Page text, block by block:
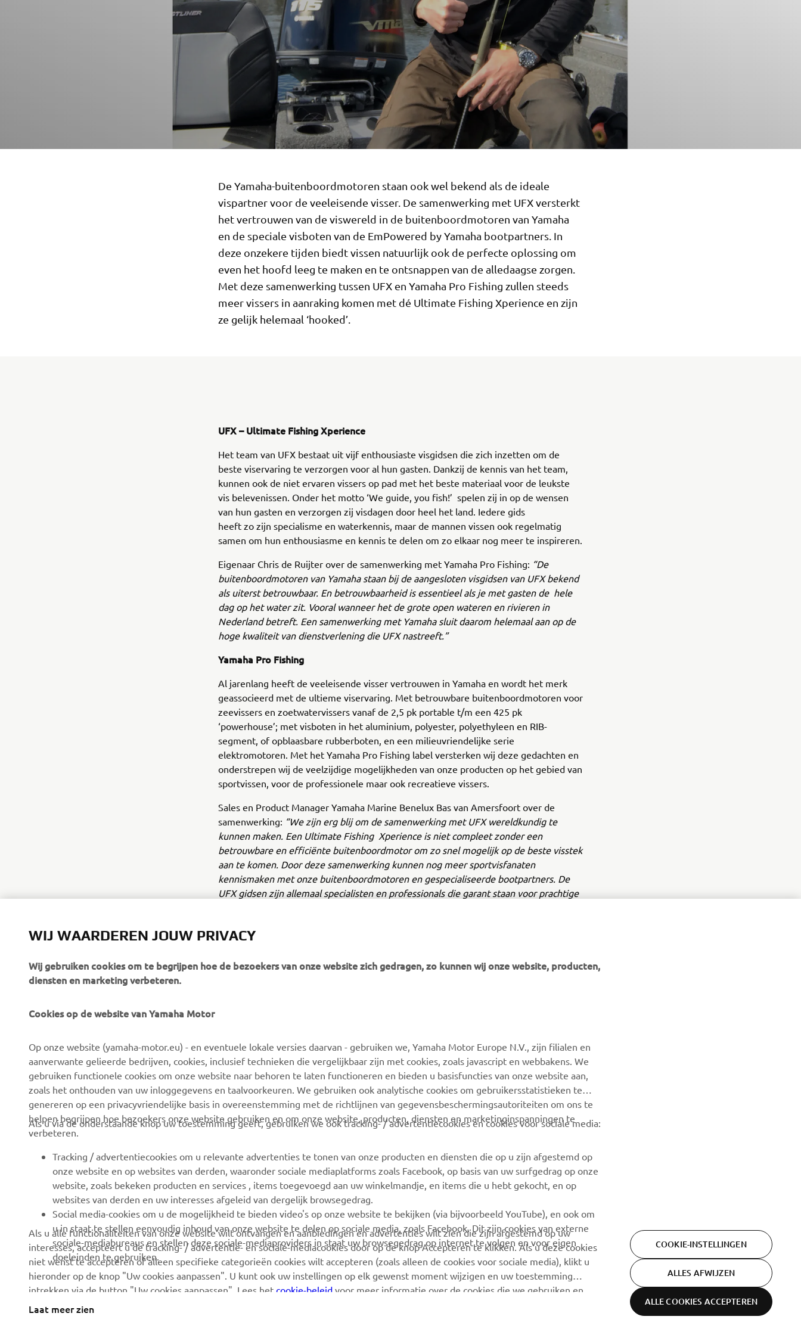
De Yamaha-buitenboordmotoren staan ook wel bekend als de ideale
vispartner voor de veeleisende visser. De samenwerking met UFX versterkt
het vertrouwen van de viswereld in de buitenboordmotoren van Yamaha
en de speciale visboten van de EmPowered by Yamaha bootpartners. In
deze onzekere tijden biedt vissen natuurlijk ook de perfecte oplossing om
even het hoofd leeg te maken en te ontsnappen van de alledaagse zorgen.
Met deze samenwerking tussen UFX en Yamaha Pro Fishing zullen steeds
meer vissers in aanraking komen met dé Ultimate Fishing Xperience en zijn
ze gelijk helemaal ‘hooked’.
UFX – Ultimate Fishing Xperience
Het team van UFX bestaat uit vijf enthousiaste visgidsen die zich inzetten om de
beste viservaring te verzorgen voor al hun gasten. Dankzij de kennis van het team,
kunnen ook de niet ervaren vissers op pad met het beste materiaal voor de leukste
vis belevenissen. Onder het motto ‘We guide, you fish!’ spelen zij in op de wensen
van hun gasten en verzorgen zij visdagen door heel het land. Iedere gids
heeft zo zijn specialisme en waterkennis, maar de mannen vissen ook regelmatig
samen om hun enthousiasme en kennis te delen om zo elkaar nog meer te inspireren.
Eigenaar Chris de Ruijter over de samenwerking met Yamaha Pro Fishing: “De
buitenboordmotoren van Yamaha staan bij de aangesloten visgidsen van UFX bekend
als uiterst betrouwbaar. En betrouwbaarheid is essentieel als je met gasten de hele
dag op het water zit. Vooral wanneer het de grote open wateren en rivieren in
Nederland betreft. Een samenwerking met Yamaha sluit daarom helemaal aan op de
hoge kwaliteit van dienstverlening die UFX nastreeft.”
Yamaha Pro Fishing
Al jarenlang heeft de veeleisende visser vertrouwen in Yamaha en wordt het merk
geassocieerd met de ultieme viservaring. Met betrouwbare buitenboordmotoren voor
zeevissers en zoetwatervissers vanaf de 2,5 pk portable t/m een 425 pk
‘powerhouse’; met visboten in het aluminium, polyester, polyethyleen en RIB-
segment, of opblaasbare rubberboten, en een milieuvriendelijke serie
elektromotoren. Met het Yamaha Pro Fishing label versterken wij deze gedachten en
onderstrepen wij de veelzijdige mogelijkheden van onze producten op het gebied van
sportvissen, voor de professionele maar ook recreatieve vissers.
Sales en Product Manager Yamaha Marine Benelux Bas van Amersfoort over de
samenwerking: “We zijn erg blij om de samenwerking met UFX wereldkundig te
kunnen maken. Een Ultimate Fishing Xperience is niet compleet zonder een
betrouwbare en efficiënte buitenboordmotor om zo snel mogelijk op de beste visstek
aan te komen. Door deze samenwerking kunnen nog meer sportvisfanaten
kennismaken met onze buitenboordmotoren en gespecialiseerde bootpartners. De
UFX gidsen zijn allemaal specialisten en professionals die garant staan voor prachtige
CORPORATE
Over ons
Evenementen
Press
Careers
Dealer worden
Mensenrechtenbeleid
Basisbeleid duurzaamheid
Klokkenluiderskanaal
VOOR BEDRIJVEN
eBike systemen
Autoriteiten
Golfbanen
Eerste hulpverleners
Robotics
Partnerschappen
Technische informatie
voor onafhankelijke
dealers
Yamalube
Veiligheidsinformatieblad
MyYamaha
Yamaha Music
Yamaha Racing
Yamaha Motor Global
Webshop-ondersteuning
Onderdelencatalogus
Boek een
onderhoudsbeurt
Zoek een Yamaha-dealer
Afvalbatterijen
Wees de eerste die meer te weten komt over de nieuwste
deals, speciale evenementen, nieuwe producten en nog veel
meer
Netherlands (Dutch) Privacyverklaring
Cookie-
informatie
Webshop terms &
conditions
WIJ WAARDEREN JOUW PRIVACY
Wij gebruiken cookies om te begrijpen hoe de bezoekers van onze website zich gedragen, zo kunnen wij onze website, producten,
diensten en marketing verbeteren.
Cookies op de website van Yamaha Motor
Op onze website (yamaha-motor.eu) - en eventuele lokale versies daarvan - gebruiken we, Yamaha Motor Europe N.V., zijn filialen en
aanverwante gelieerde bedrijven, cookies, inclusief technieken die vergelijkbaar zijn met cookies, zoals javascript en webbakens. We
gebruiken functionele cookies om onze website naar behoren te laten functioneren en bieden u basisfuncties van onze website aan,
zoals het onthouden van uw inloggegevens en taalvoorkeuren. We gebruiken ook analytische cookies om gebruikersstatistieken te
genereren op een privacyvriendelijke basis in overeenstemming met de richtlijnen van gegevensbeschermingsautoriteiten om ons te
helpen begrijpen hoe bezoekers onze website gebruiken en om onze website, producten, diensten en marketinginspanningen te
verbeteren.
Als u via de onderstaande knop uw toestemming geeft, gebruiken we ook tracking- / advertentiecookies en cookies voor sociale media:
Tracking / advertentiecookies om u relevante advertenties te tonen van onze producten en diensten die op u zijn afgestemd op
onze website en op websites van derden, waaronder sociale mediaplatforms zoals Facebook, op basis van uw surfgedrag op onze
website, zoals bekeken producten en services , items toegevoegd aan uw winkelmandje, en items die u hebt gekocht, en op
websites van derden en uw interesses afgeleid van dergelijk browsegedrag.
Social media-cookies om u de mogelijkheid te bieden video's op onze website te bekijken (via bijvoorbeeld YouTube), en ook om
u in staat te stellen eenvoudig inhoud van onze website te delen op sociale media, zoals Facebook. Dit zijn cookies van externe
sociale-mediabureaus en stellen deze sociale-mediaproviders in staat uw browsegedrag op internet te volgen en voor eigen
doeleinden te gebruiken.
Als u alle functionaliteiten van onze website wilt ontvangen en aanbiedingen en advertenties wilt zien die zijn afgestemd op uw
interesses, accepteert u de tracking- / advertentie- en sociale-mediacookies door op de knop Accepteren te klikken. Als u deze cookies
niet wenst te accepteren of alleen specifieke categorieën cookies wilt accepteren (zoals alleen de cookies voor sociale media), klikt u
hieronder op de knop "Uw cookies aanpassen". U kunt ook uw instellingen op elk gewenst moment wijzigen en uw toestemming
intrekken via de button "Uw cookies aanpassen". Lees het cookie-beleid voor meer informatie over de cookies die we gebruiken en
hoe we deze gebruiken.
Laat meer zien
COOKIE-INSTELLINGEN
ALLES AFWIJZEN
ALLE COOKIES ACCEPTEREN